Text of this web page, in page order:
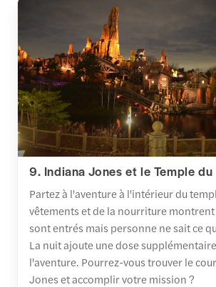
9. Indiana Jones et le Temple du
Partez à l'aventure à l'intérieur du
vêtements et de la nourriture montrent
sont entrés mais personne ne sait ce
La nuit ajoute une dose
l'aventure. Pourrez-vous trouver le
Jones et accomplir votre mission ?